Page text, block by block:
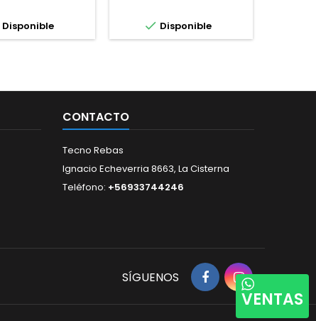
Disponible  Disponible
CONTACTO
Tecno Rebas
Ignacio Echeverria 8663, La Cisterna
Teléfono: +56933744246
SÍGUENOS
VENTAS